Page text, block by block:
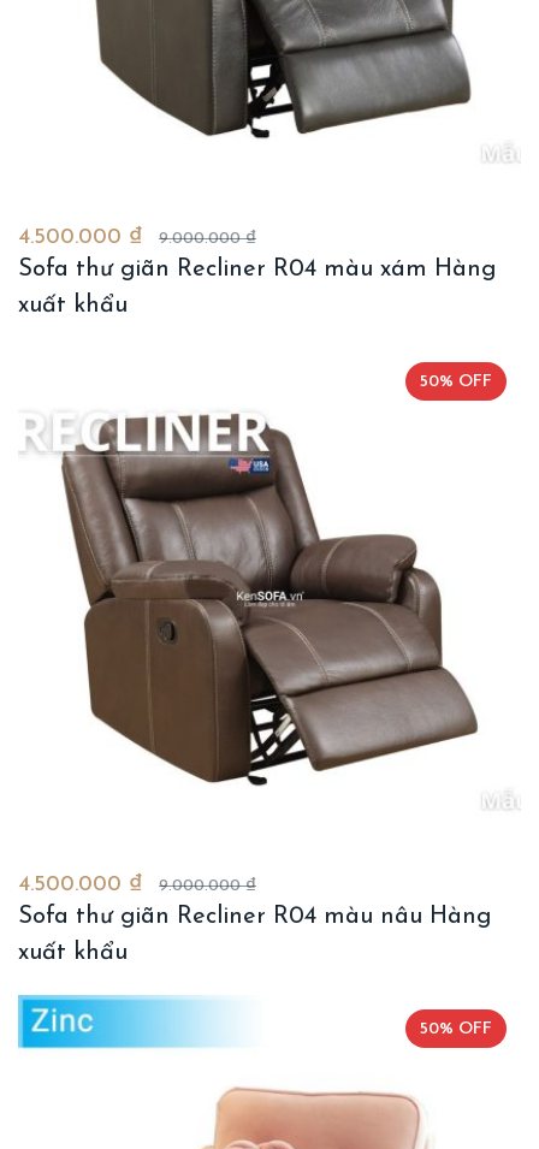
4.500.000 ₫ 9.000.000 ₫
Sofa thư giãn Recliner R04 màu xám Hàng
xuất khẩu
50% OFF
4.500.000 ₫ 9.000.000 ₫
Sofa thư giãn Recliner R04 màu nâu Hàng
xuất khẩu
50% OFF